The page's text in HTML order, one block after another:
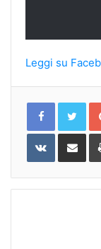
Leggi su
VKontakte